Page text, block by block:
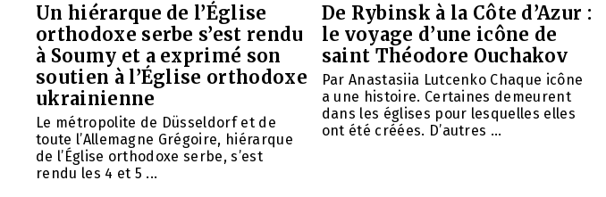
Un hiérarque de l’Église
orthodoxe serbe s’est rendu
à Soumy et a exprimé son
soutien à l’Église orthodoxe
ukrainienne
Le métropolite de Düsseldorf et de
toute l’Allemagne Grégoire, hiérarque
de l’Église orthodoxe serbe, s’est
rendu les 4 et 5 ...
De Rybinsk à la Côte d’Azur :
le voyage d’une icône de
saint Théodore Ouchakov
Par Anastasiia Lutcenko Chaque icône
a une histoire. Certaines demeurent
dans les églises pour lesquelles elles
ont été créées. D’autres ...